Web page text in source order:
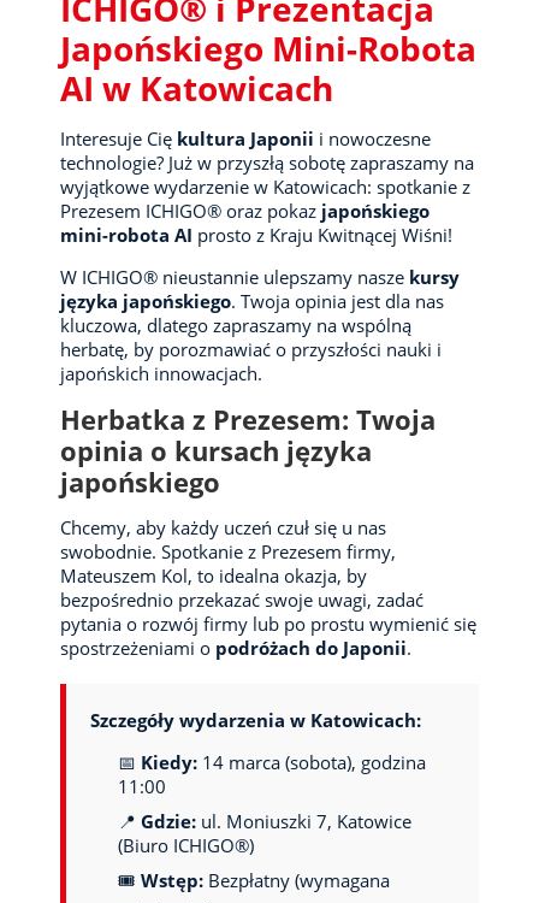
Japońskiego Mini-Robota
AI w Katowicach
Interesuje Cię kultura Japonii i nowoczesne
technologie? Już w przyszłą sobotę zapraszamy na
wyjątkowe wydarzenie w Katowicach: spotkanie z
Prezesem ICHIGO® oraz pokaz japońskiego
mini-robota AI prosto z Kraju Kwitnącej Wiśni!
W ICHIGO® nieustannie ulepszamy nasze kursy
języka japońskiego. Twoja opinia jest dla nas
kluczowa, dlatego zapraszamy na wspólną
herbatę, by porozmawiać o przyszłości nauki i
japońskich innowacjach.
Herbatka z Prezesem: Twoja
opinia o kursach języka
japońskiego
Chcemy, aby każdy uczeń czuł się u nas
swobodnie. Spotkanie z Prezesem firmy,
Mateuszem Kol, to idealna okazja, by
bezpośrednio przekazać swoje uwagi, zadać
pytania o rozwój firmy lub po prostu wymienić się
spostrzeżeniami o podróżach do Japonii.
Szczegóły wydarzenia w Katowicach:
📅 Kiedy:14 marca (sobota), godzina
11:00
📍 Gdzie:ul. Moniuszki 7, Katowice
(Biuro ICHIGO®)
🎟️ Wstęp:Bezpłatny (wymagana